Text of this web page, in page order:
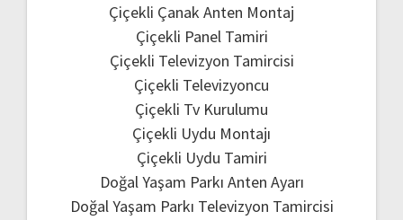
Çiçekli Çanak Anten Montaj
Çiçekli Panel Tamiri
Çiçekli Televizyon Tamircisi
Çiçekli Televizyoncu
Çiçekli Tv Kurulumu
Çiçekli Uydu Montajı
Çiçekli Uydu Tamiri
Doğal Yaşam Parkı Anten Ayarı
Doğal Yaşam Parkı Televizyon Tamircisi